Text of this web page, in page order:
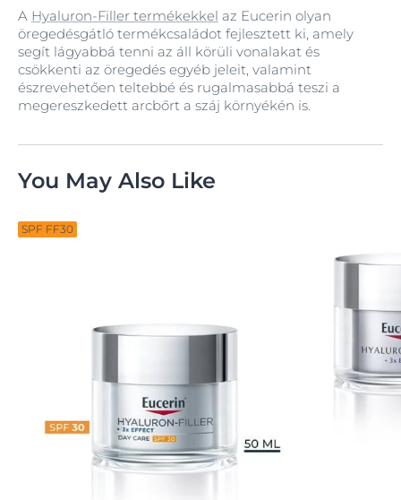
A Hyaluron‑Filler termékekkel az Eucerin olyan
öregedésgátló termékcsaládot fejlesztett ki, amely
segít lágyabbá tenni az áll körüli vonalakat és
csökkenti az öregedés egyéb jeleit, valamint
észrevehetően teltebbé és rugalmasabbá teszi a
megereszkedett arcbőrt a száj környékén is.
You May Also Like
SPF FF30